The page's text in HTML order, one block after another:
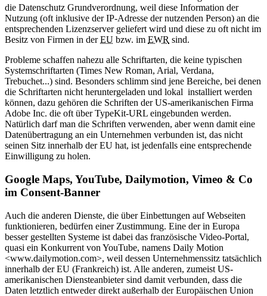
die Datenschutz Grundverordnung, weil diese Information der
Nutzung (oft inklusive der IP-Adresse der nutzenden Person) an die
entsprechenden Lizenzserver geliefert wird und diese zu oft nicht im
Besitz von Firmen in derEU bzw. im EWR sind.
Probleme schaffen nahezu alle Schriftarten, die keine typischen
Systemschriftarten (Times New Roman, Arial, Verdana,
Trebuchet...) sind. Besonders schlimm sind jene Bereiche, bei denen
die Schriftarten nicht heruntergeladen und lokal installiert werden
können, dazu gehören die Schriften der US-amerikanischen Firma
Adobe Inc. die oft über TypeKit-URL eingebunden werden.
Natürlich darf man die Schriften verwenden, aber wenn damit eine
Datenübertragung an ein Unternehmen verbunden ist, das nicht
seinen Sitz innerhalb der EU hat, ist jedenfalls eine entsprechende
Einwilligung zu holen.
Google Maps, YouTube, Dailymotion, Vimeo & Co
im Consent-Banner
Auch die anderen Dienste, die über Einbettungen auf Webseiten
funktionieren, bedürfen einer Zustimmung. Eine der in Europa
besser gestellten Systeme ist dabei das französische Video-Portal,
quasi ein Konkurrent von YouTube, namens Daily Motion
<www.dailymotion.com>, weil dessen Unternehmenssitz tatsächlich
innerhalb der EU (Frankreich) ist. Alle anderen, zumeist US-
amerikanischen Diensteanbieter sind damit verbunden, dass die
Daten letztlich entweder direkt außerhalb der Europäischen Union